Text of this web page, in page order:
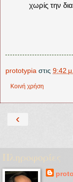
χωρίς την
prototypia στις 9:42
Κοινή χρήση
‹
Πληροφορίες